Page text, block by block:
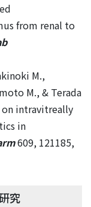
from renal to
M.,
M., & Terada
intravitreally
in
609, 121185,
究